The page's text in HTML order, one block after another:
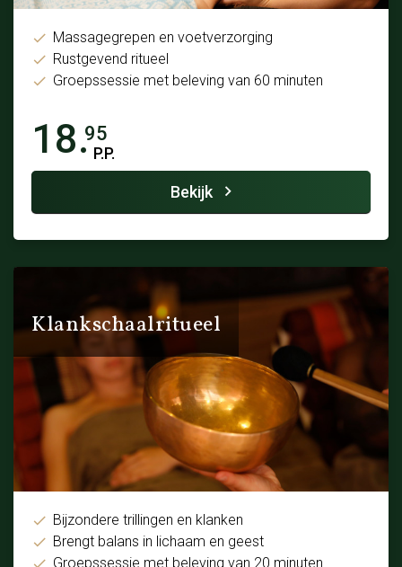
Massagegrepen en voetverzorging
Rustgevend ritueel
Groepssessie met beleving van 60 minuten
18.95
P.P.
Bekijk
Klankschaalritueel
Bijzondere trillingen en klanken
Brengt balans in lichaam en geest
Groepssessie met beleving van 20 minuten